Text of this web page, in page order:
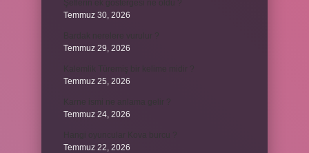
Temmuz 30, 2026
Temmuz 29, 2026
Temmuz 25, 2026
Temmuz 24, 2026
Temmuz 22, 2026